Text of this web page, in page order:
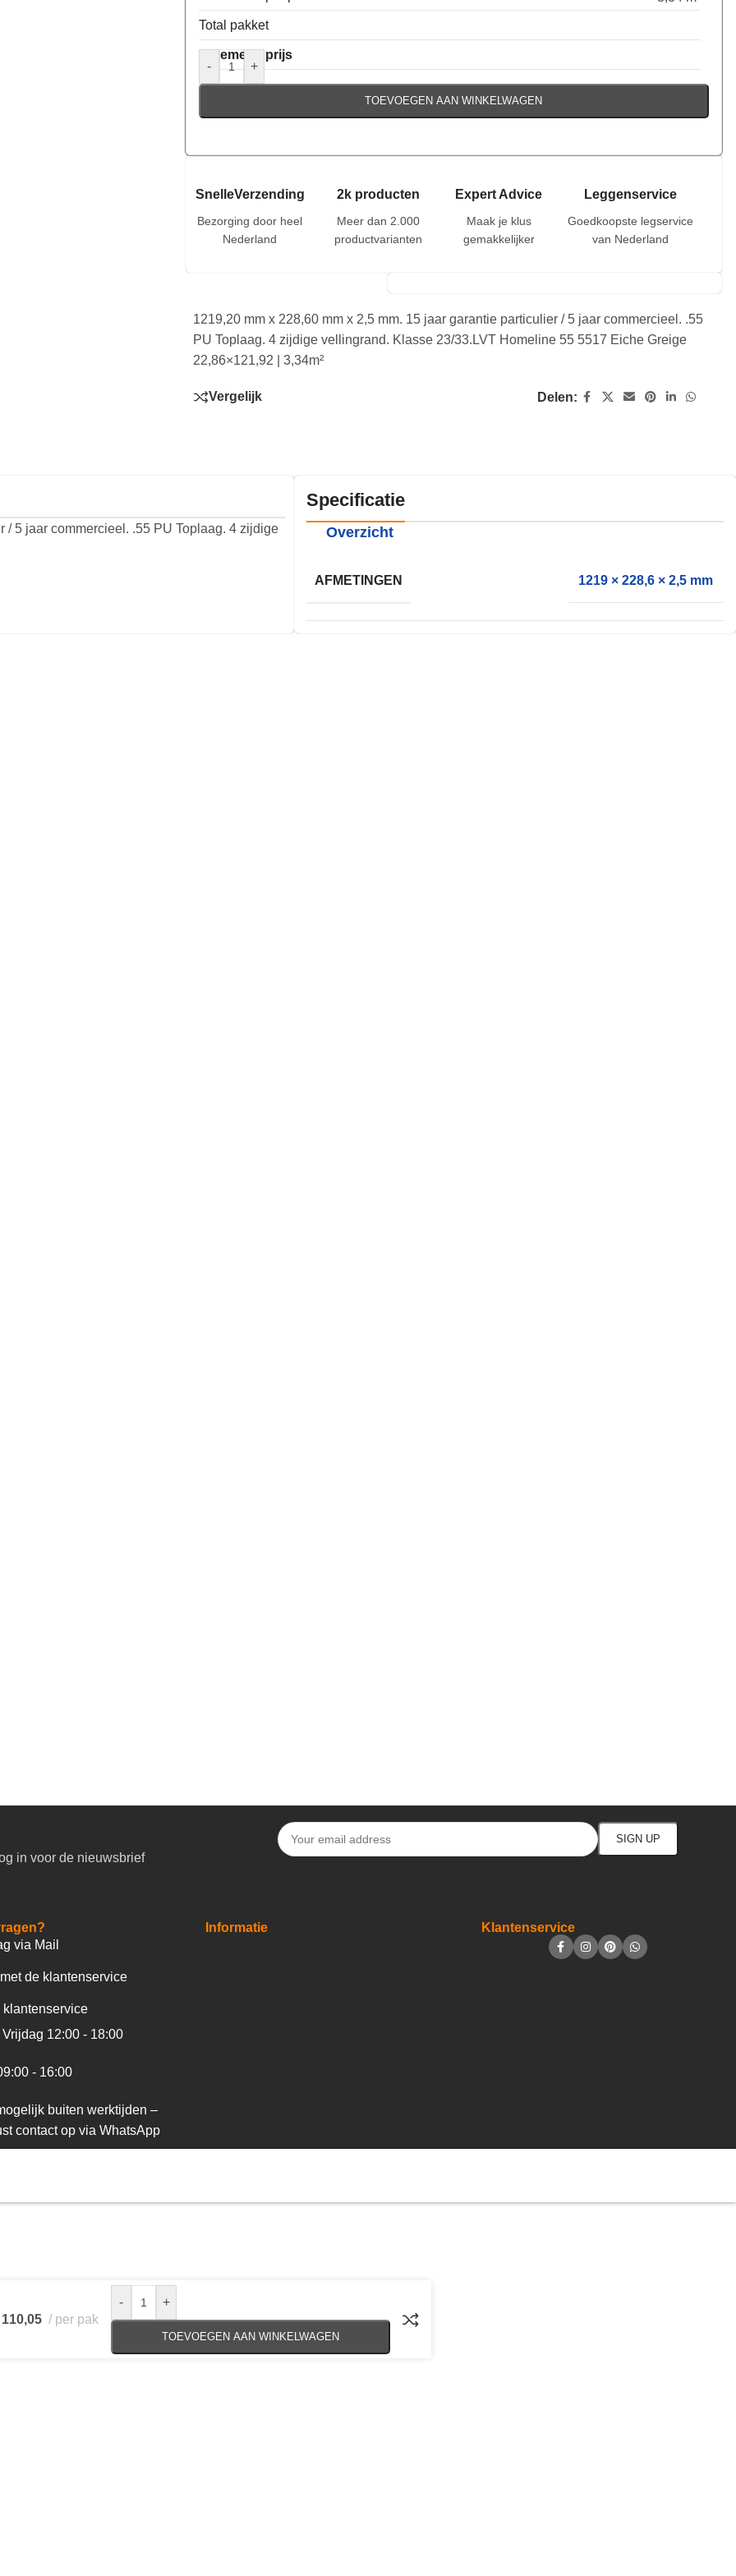
Total pakket
Algemene prijs
-
+
TOEVOEGEN AAN WINKELWAGEN
SnelleVerzending
Bezorging door heel
Nederland
2k producten
Meer dan 2.000
productvarianten
Expert Advice
Maak je klus
gemakkelijker
Leggenservice
Goedkoopste legservice
van Nederland
1219,20 mm x 228,60 mm x 2,5 mm. 15 jaar garantie particulier / 5 jaar commercieel. .55
PU Toplaag. 4 zijdige vellingrand. Klasse 23/33.LVT Homeline 55 5517 Eiche Greige
22,86×121,92 | 3,34m²
Vergelijk Delen:
/ 5 jaar commercieel. .55 PU Toplaag. 4 zijdige
Specificatie
Overzicht
AFMETINGEN 1219 × 228,6 × 2,5 mm
in voor de nieuwsbrief
via Mail
de klantenservice
klantenservice
12:00 - 18:00
- 16:00
buiten werktijden –
contact op via WhatsApp
Informatie Klantenservice
110,05 per pak
- +
TOEVOEGEN AAN WINKELWAGEN